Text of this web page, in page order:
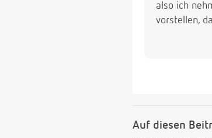
also ich
vorstellen,
Auf diesen